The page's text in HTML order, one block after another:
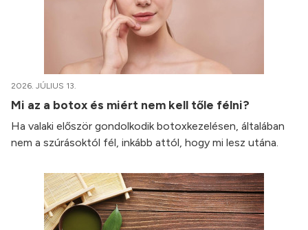
2026. JÚLIUS 13.
Mi az a botox és miért nem kell tőle félni?
Ha valaki először gondolkodik botoxkezelésen, általában
nem a szúrásoktól fél, inkább attól, hogy mi lesz utána.